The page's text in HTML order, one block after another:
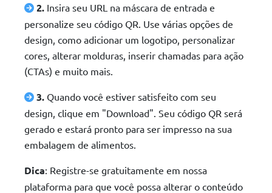
2. Insira seu URL na máscara de entrada e
personalize seu código QR. Use várias opções de
design, como adicionar um logotipo, personalizar
cores, alterar molduras, inserir chamadas para ação
(CTAs) e muito mais.
3. Quando você estiver satisfeito com seu
design, clique em "Download". Seu código QR será
gerado e estará pronto para ser impresso na sua
embalagem de alimentos.
Dica: Registre-se gratuitamente em nossa
plataforma para que você possa alterar o conteúdo